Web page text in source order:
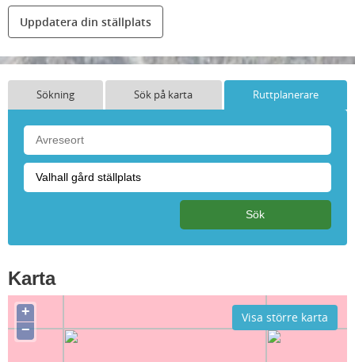
Uppdatera din ställplats
Sökning Sök på karta Ruttplanerare
Karta
Visa större karta
+
−